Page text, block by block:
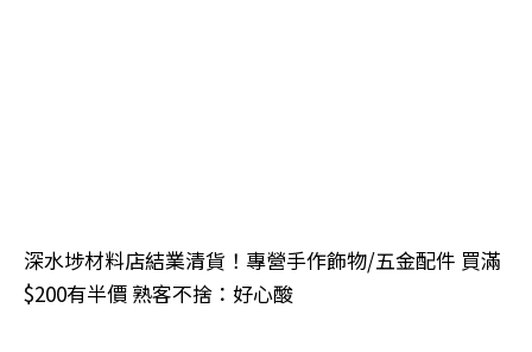
深水埗材料店結業清貨！專營手作飾物/五金配件 買滿
$200有半價 熟客不捨：好心酸